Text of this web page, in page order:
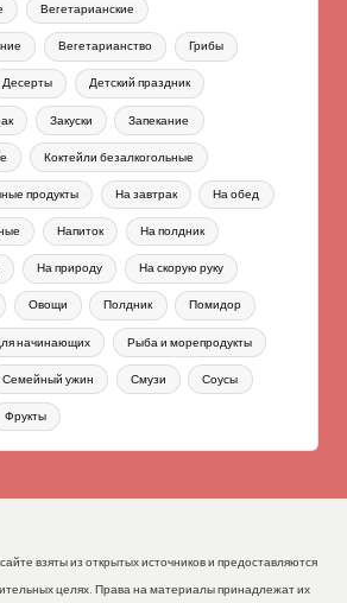
Вегетарианские
Вегетарианство Грибы
Десерты Детский праздник
Закуски Запекание
Коктейли безалкогольные
продукты На завтрак На обед
Напиток На полдник
На природу На скорую руку
Овощи Полдник Помидор
начинающих Рыба и морепродукты
Семейный ужин Смузи Соусы
Фрукты
взяты из открытых источников и предоставляются
целях. Права на материалы принадлежат их